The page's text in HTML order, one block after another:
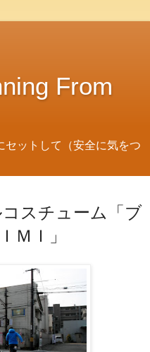
From
セットして（安全に気をつ
スチューム「ブ
ＭＩ」